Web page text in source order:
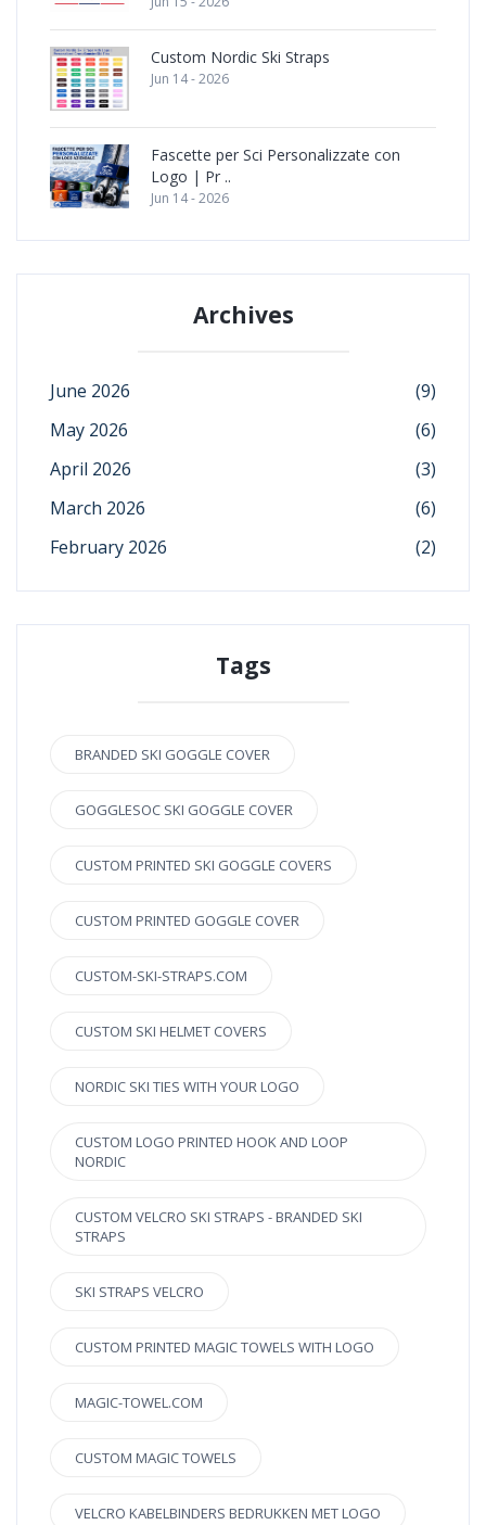
Custom Nordic Ski Straps
Jun 14 - 2026
Fascette per Sci Personalizzate con
Logo | Pr ..
Jun 14 - 2026
Archives
June 2026
(9)
May 2026
(6)
April 2026
(3)
March 2026
(6)
February 2026
(2)
Tags
BRANDED SKI GOGGLE COVER
GOGGLESOC SKI GOGGLE COVER
CUSTOM PRINTED SKI GOGGLE COVERS
CUSTOM PRINTED GOGGLE COVER
CUSTOM-SKI-STRAPS.COM
CUSTOM SKI HELMET COVERS
NORDIC SKI TIES WITH YOUR LOGO
CUSTOM LOGO PRINTED HOOK AND LOOP
NORDIC
CUSTOM VELCRO SKI STRAPS - BRANDED SKI
STRAPS
SKI STRAPS VELCRO
CUSTOM PRINTED MAGIC TOWELS WITH LOGO
MAGIC-TOWEL.COM
CUSTOM MAGIC TOWELS
VELCRO KABELBINDERS BEDRUKKEN MET LOGO